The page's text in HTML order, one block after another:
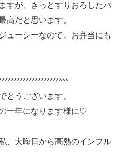
すが、きっとすりおろしたパ
高だと思います。
ューシーなので、お弁当にも
とうございます。
一年になります様に♡
、大晦日から高熱のインフル